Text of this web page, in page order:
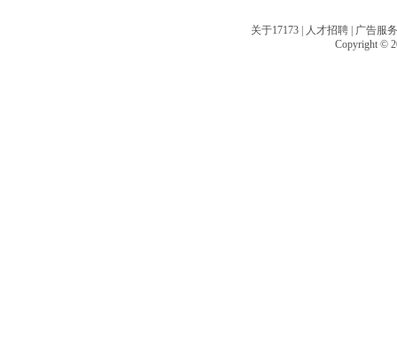
关于17173 | 人才招聘 | 广告服务
Copyright ©